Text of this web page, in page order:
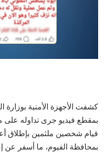
كشفت الأجهزة الأمنية
بمقطع فيديو جرى تداوله على
قيام شخصين ملثمين بإطلاق
بمحافظة الفيوم، ما أسفر عن